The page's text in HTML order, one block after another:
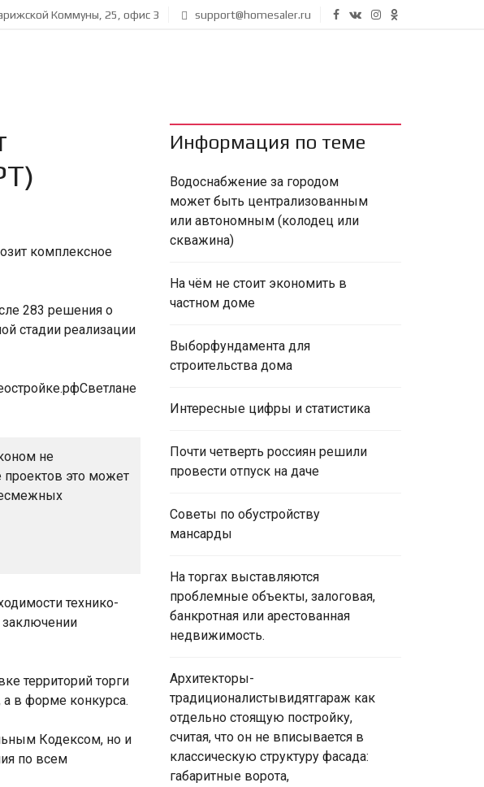
Коммуны, 25, офис 3 support@homesaler.ru
комплексное
283 решения о
стадии реализации
не
это может
технико-
заключении
территорий торги
в форме конкурса.
Кодексом, но и
по всем
Информация по теме
Водоснабжение за городом
может быть централизованным
или автономным (колодец или
скважина)
На чём не стоит экономить в
частном доме
Выборфундамента для
строительства дома
Интересные цифры и статистика
Почти четверть россиян решили
провести отпуск на даче
Советы по обустройству
мансарды
На торгах выставляются
проблемные объекты, залоговая,
банкротная или арестованная
недвижимость.
Архитекторы-
традиционалистывидятгараж как
отдельно стоящую постройку,
считая, что он не вписывается в
классическую структуру фасада:
габаритные ворота,